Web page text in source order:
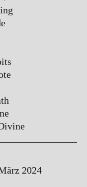
2024